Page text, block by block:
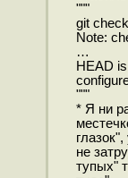
"""
git
Note:
…
HEAD
"""
* Я ни
не
тупых"